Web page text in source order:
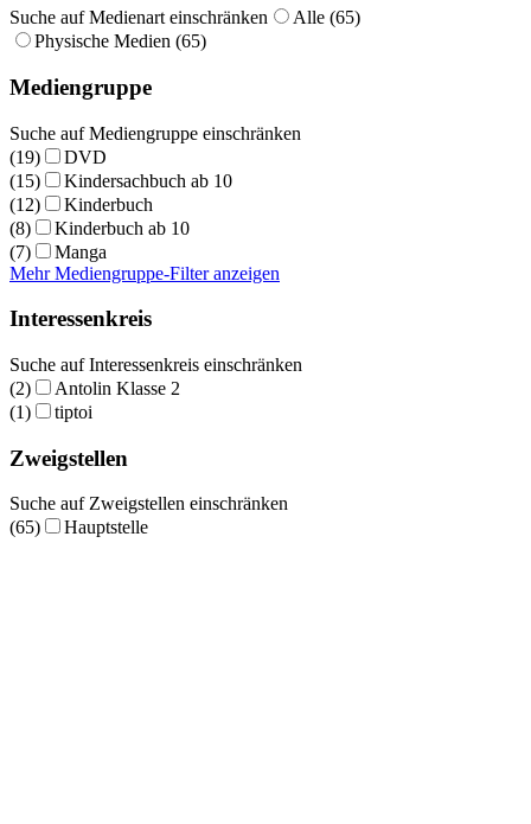
Suche auf Medienart einschränken
Alle (65)
Physische Medien (65)
Mediengruppe
Suche auf Mediengruppe einschränken
(19)
DVD
(15)
Kindersachbuch ab 10
(12)
Kinderbuch
(8)
Kinderbuch ab 10
(7)
Manga
Mehr Mediengruppe-Filter anzeigen
Interessenkreis
Suche auf Interessenkreis einschränken
(2)
Antolin Klasse 2
(1)
tiptoi
Zweigstellen
Suche auf Zweigstellen einschränken
(65)
Hauptstelle